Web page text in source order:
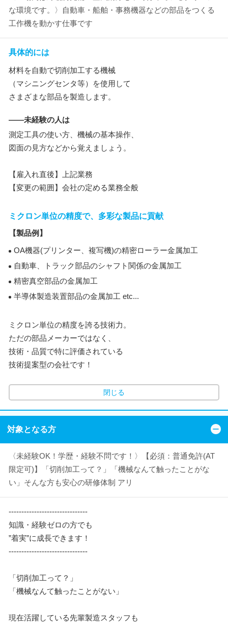
な環境です。〉自動車・船舶・事務機器などの部品をつくる
工作機を動かす仕事です
具体的には
材料を自動で切削加工する機械
（マシニングセンタ等）を使用して
さまざまな部品を製造します。
――未経験の人は
測定工具の使い方、機械の基本操作、
図面の見方などから覚えましょう。
【雇入れ直後】上記業務
【変更の範囲】会社の定める業務全般
ミクロン単位の精度で、多彩な製品に貢献
【製品例】
OA機器(プリンター、複写機)の精密ローラー金属加工
自動車、トラック部品のシャフト関係の金属加工
精密真空部品の金属加工
半導体製造装置部品の金属加工 etc...
ミクロン単位の精度を誇る技術力。
ただの部品メーカーではなく、
技術・品質で特に評価されている
技術提案型の会社です！
閉じる
対象となる方
〈未経験OK！学歴・経験不問です！〉【必須：普通免許(AT
限定可)】「切削加工って？」「機械なんて触ったことがな
い」そんな方も安心の研修体制 アリ
-------------------------------
知識・経験ゼロの方でも
”着実”に成長できます！
-------------------------------
「切削加工って？」
「機械なんて触ったことがない」
現在活躍している先輩製造スタッフも